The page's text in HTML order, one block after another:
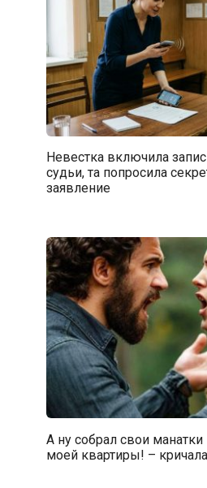
Невестка включила
судьи, та попросила
заявление
А ну собрал свои
моей квартиры! –